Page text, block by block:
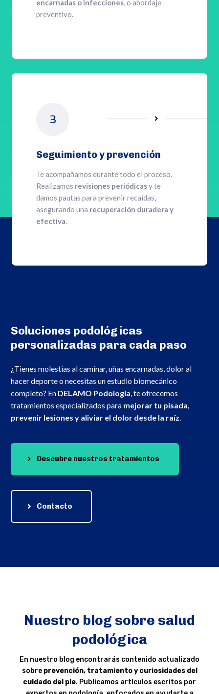
encarnadas o infecciones, o abordaje
preventivo.
3
Seguimiento y prevención
Te acompañamos durante todo el proceso.
Realizamos revisiones periódicasy te
damos pautas para prevenir recaídas,
asegurando una recuperación duradera y
efectiva.

Soluciones podológicas
personalizadas para cada paso
¿Tienes molestias al caminar, uñas encarnadas, dolor al
hacer deporte o necesitas un estudio biomecánico
completo? En DELAMO Podología, te ofrecemos
tratamientos especializados para mejorar tu pisada,
prevenir lesiones y aliviar el dolor desde la raíz.
Descubre nuestros tratamientos
Contacto
Nuestro blog sobre salud
podológica
En nuestro blog encontrarás contenido actualizado
sobre prevención, tratamiento y curiosidades del
cuidado del pie. Publicamos artículos escritos por